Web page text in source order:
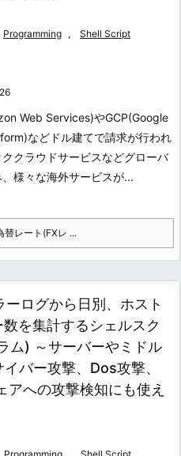
Programming , Shell Script
Web Services)やGCP(Google
などドル建てで請求が行われ
クラウドサービスなどグローバ
、様々な海外サービスが...
替レート(FXレ ...
ログから日別、ホスト
を集計するシェルスク
ム) ～サーバーやミドル
バー攻撃、Dos攻撃、
への攻撃検知にも使え